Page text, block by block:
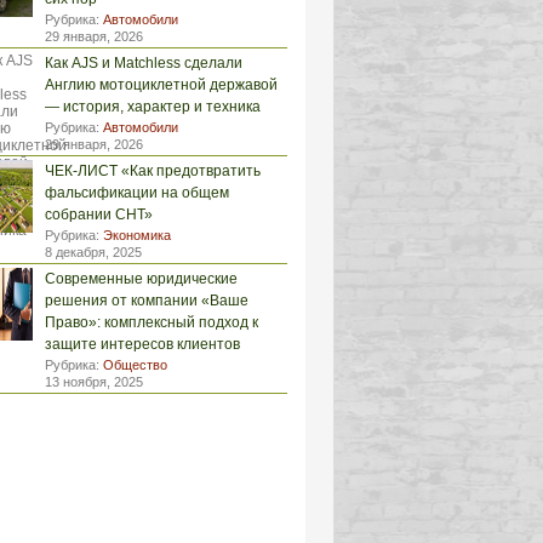
Рубрика: Автомобили
29 января, 2026
Как AJS и Matchless сделали
Англию мотоциклетной державой
— история, характер и техника
Рубрика: Автомобили
29 января, 2026
ЧЕК-ЛИСТ «Как предотвратить
фальсификации на общем
собрании СНТ»
Рубрика: Экономика
8 декабря, 2025
Современные юридические
решения от компании «Ваше
Право»: комплексный подход к
защите интересов клиентов
Рубрика: Общество
13 ноября, 2025